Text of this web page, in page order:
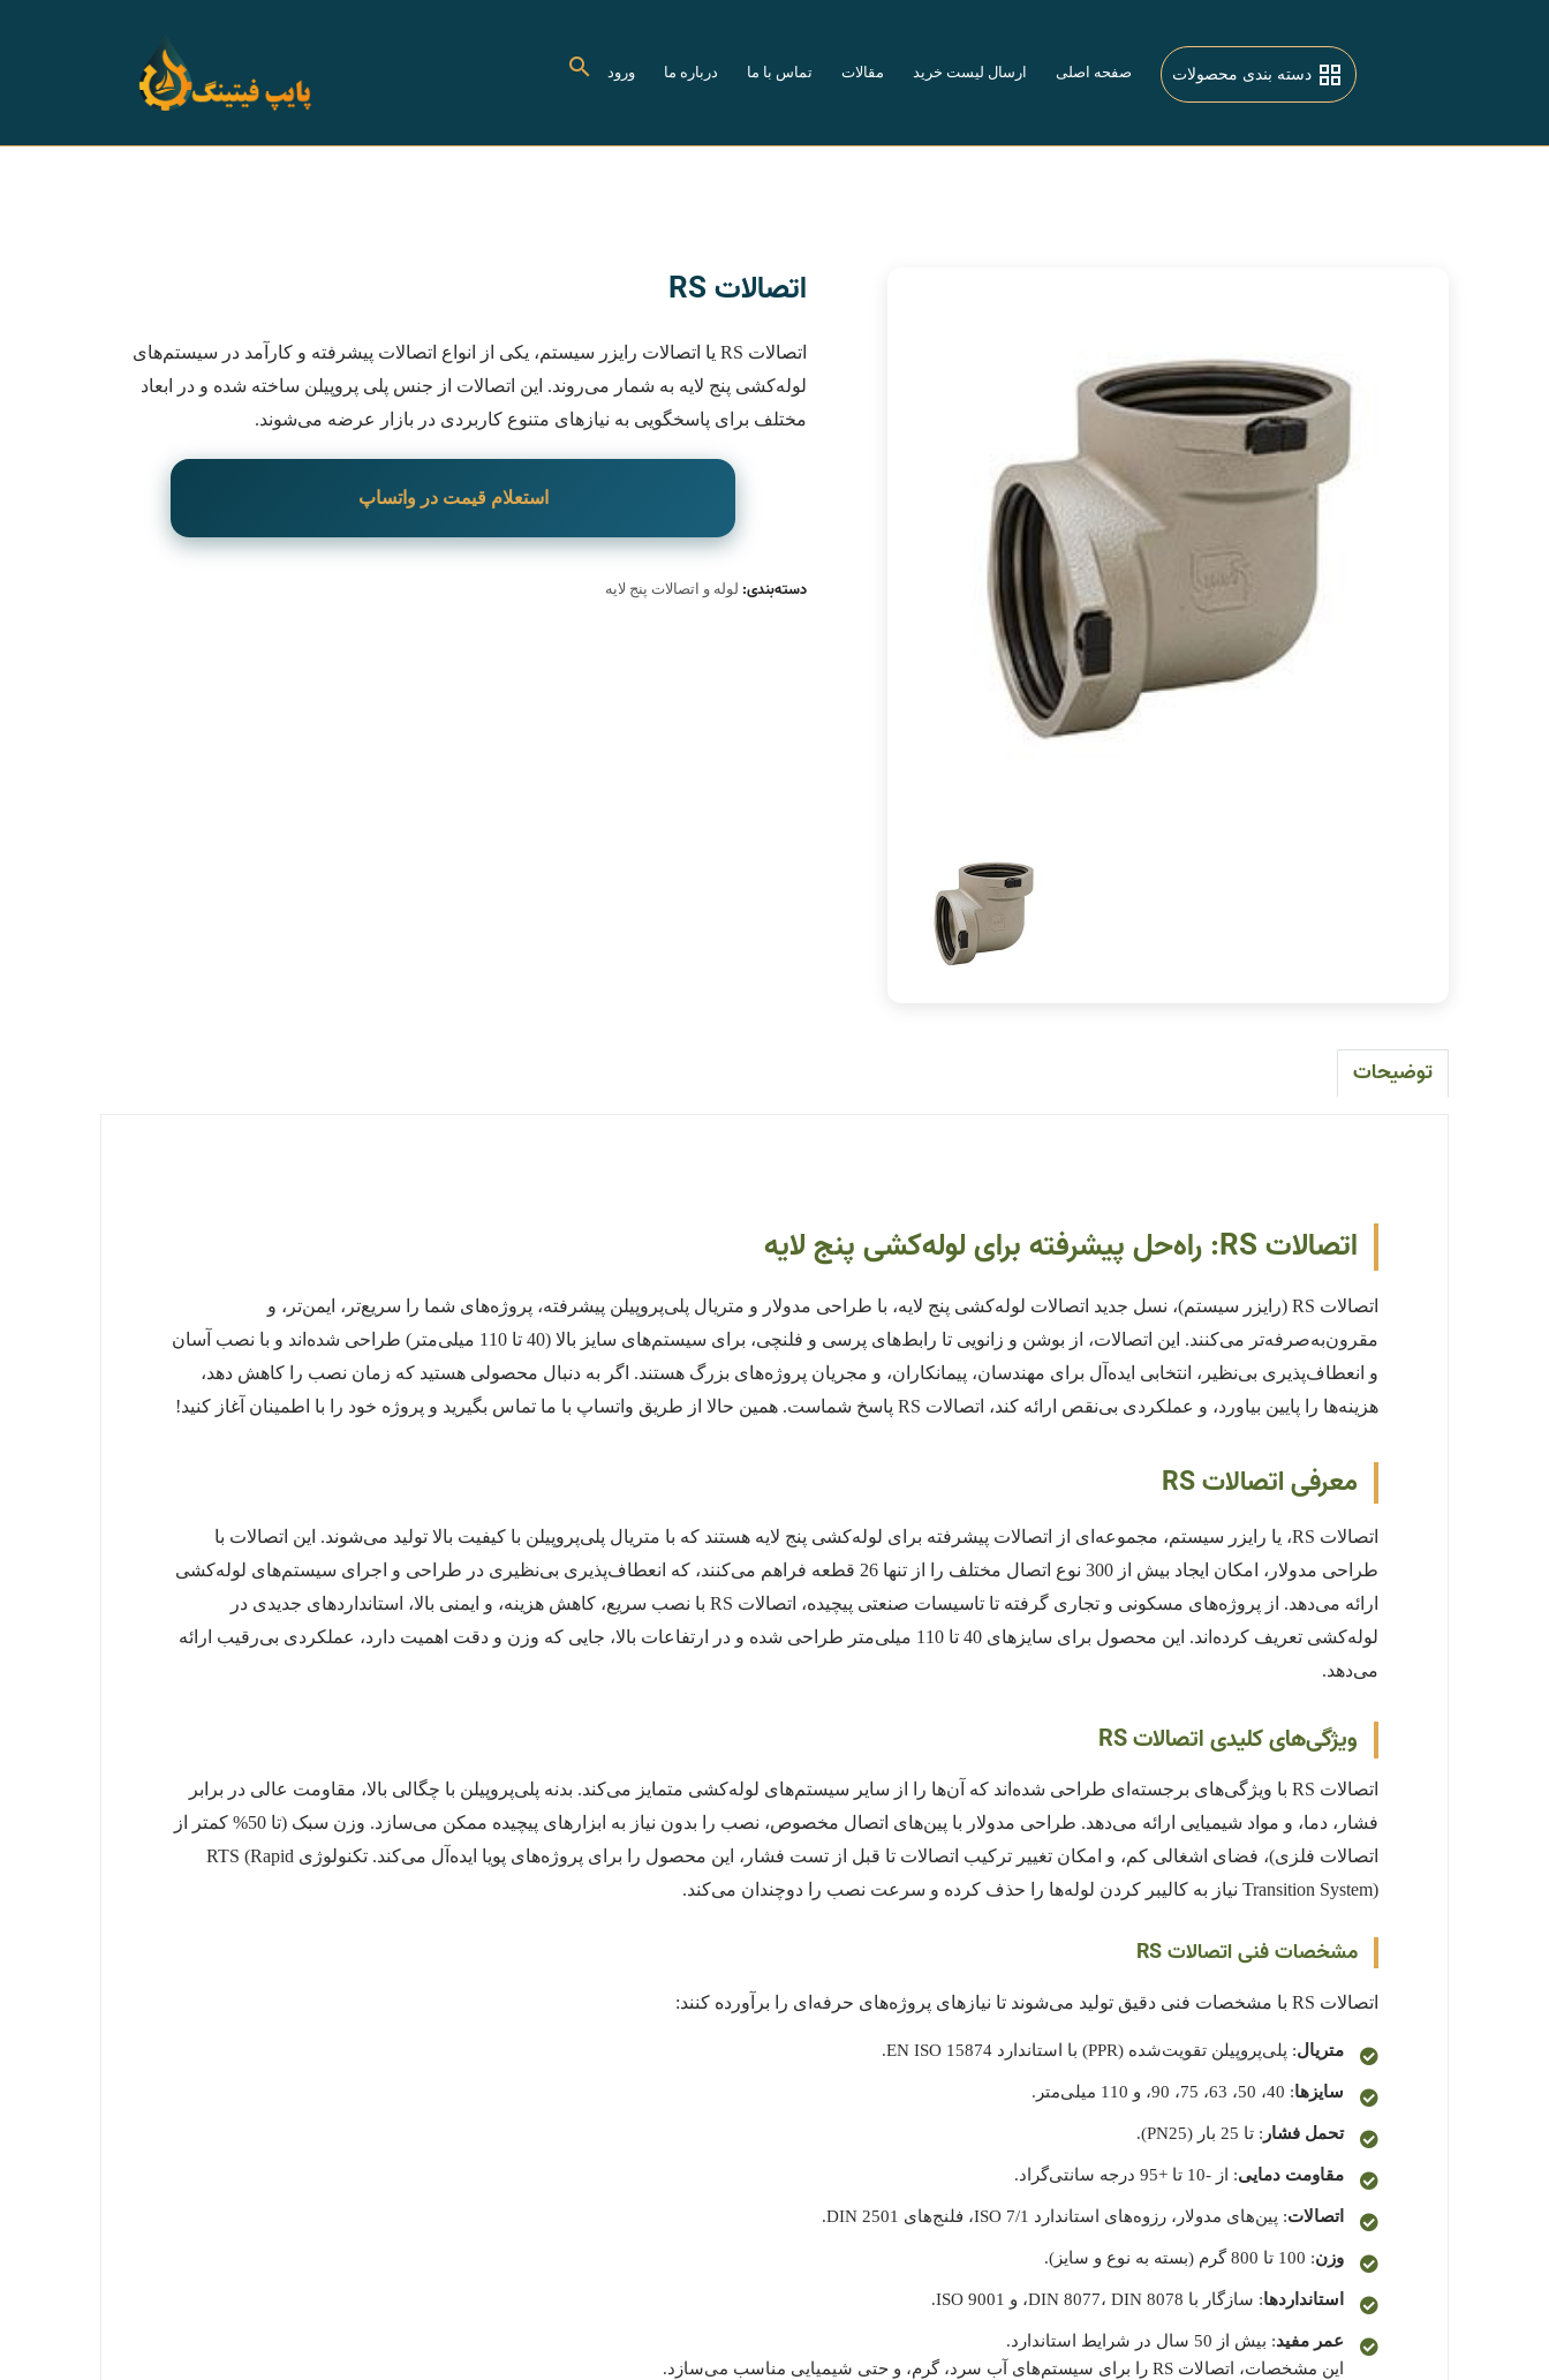
ورود درباره ما تماس با ما مقالات ارسال لیست خرید صفحه اصلی
اتصالات RS
اتصالات RS یا اتصالات رایزر سیستم، یکی از انواع اتصالات پیشرفته و کارآمد در سیستم‌های
لوله‌کشی پنج لایه به شمار می‌روند. این اتصالات از جنس پلی پروپیلن ساخته شده و در ابعاد
مختلف برای پاسخگویی به نیازهای متنوع کاربردی در بازار عرضه می‌شوند.
استعلام قیمت در واتساپ
دسته‌بندی: لوله و اتصالات پنج لایه
توضیحات
اتصالات RS: راه‌حل پیشرفته برای لوله‌کشی پنج لایه
اتصالات RS (رایزر سیستم)، نسل جدید اتصالات لوله‌کشی پنج لایه، با طراحی مدولار و متریال پلی‌پروپیلن پیشرفته، پروژه‌های شما را سریع‌تر، ایمن‌تر، و
مقرون‌به‌صرفه‌تر می‌کنند. این اتصالات، از بوشن و زانویی تا رابط‌های پرسی و فلنچی، برای سیستم‌های سایز بالا (40 تا 110 میلی‌متر) طراحی شده‌اند و با نصب آسان
و انعطاف‌پذیری بی‌نظیر، انتخابی ایده‌آل برای مهندسان، پیمانکاران، و مجریان پروژه‌های بزرگ هستند. اگر به دنبال محصولی هستید که زمان نصب را کاهش دهد،
هزینه‌ها را پایین بیاورد، و عملکردی بی‌نقص ارائه کند، اتصالات RS پاسخ شماست. همین حالا از طریق واتساپ با ما تماس بگیرید و پروژه خود را با اطمینان آغاز کنید!
معرفی اتصالات RS
اتصالات RS، یا رایزر سیستم، مجموعه‌ای از اتصالات پیشرفته برای لوله‌کشی پنج لایه هستند که با متریال پلی‌پروپیلن با کیفیت بالا تولید می‌شوند. این اتصالات با
طراحی مدولار، امکان ایجاد بیش از 300 نوع اتصال مختلف را از تنها 26 قطعه فراهم می‌کنند، که انعطاف‌پذیری بی‌نظیری در طراحی و اجرای سیستم‌های لوله‌کشی
ارائه می‌دهد. از پروژه‌های مسکونی و تجاری گرفته تا تاسیسات صنعتی پیچیده، اتصالات RS با نصب سریع، کاهش هزینه، و ایمنی بالا، استانداردهای جدیدی در
لوله‌کشی تعریف کرده‌اند. این محصول برای سایزهای 40 تا 110 میلی‌متر طراحی شده و در ارتفاعات بالا، جایی که وزن و دقت اهمیت دارد، عملکردی بی‌رقیب ارائه
می‌دهد.
ویژگی‌های کلیدی اتصالات RS
اتصالات RS با ویژگی‌های برجسته‌ای طراحی شده‌اند که آن‌ها را از سایر سیستم‌های لوله‌کشی متمایز می‌کند. بدنه پلی‌پروپیلن با چگالی بالا، مقاومت عالی در برابر
فشار، دما، و مواد شیمیایی ارائه می‌دهد. طراحی مدولار با پین‌های اتصال مخصوص، نصب را بدون نیاز به ابزارهای پیچیده ممکن می‌سازد. وزن سبک (تا 50% کمتر از
اتصالات فلزی)، فضای اشغالی کم، و امکان تغییر ترکیب اتصالات تا قبل از تست فشار، این محصول را برای پروژه‌های پویا ایده‌آل می‌کند. تکنولوژی RTS (Rapid
Transition System) نیاز به کالیبر کردن لوله‌ها را حذف کرده و سرعت نصب را دوچندان می‌کند.
مشخصات فنی اتصالات RS
اتصالات RS با مشخصات فنی دقیق تولید می‌شوند تا نیازهای پروژه‌های حرفه‌ای را برآورده کنند:
متریال: پلی‌پروپیلن تقویت‌شده (PPR) با استاندارد EN ISO 15874.
سایزها: 40، 50، 63، 75، 90، و 110 میلی‌متر.
تحمل فشار : تا 25 بار (PN25).
مقاومت دمایی: از -10 تا +95 درجه سانتی‌گراد.
اتصالات: پین‌های مدولار، رزوه‌های استاندارد ISO 7/1، فلنج‌های DIN 2501.
وزن: 100 تا 800 گرم (بسته به نوع و سایز).
استانداردها: سازگار با DIN 8077، DIN 8078، و ISO 9001.
عمر مفید: بیش از 50 سال در شرایط استاندارد.
این مشخصات، اتصالات RS را برای سیستم‌های آب سرد، گرم، و حتی شیمیایی مناسب می‌سازد.